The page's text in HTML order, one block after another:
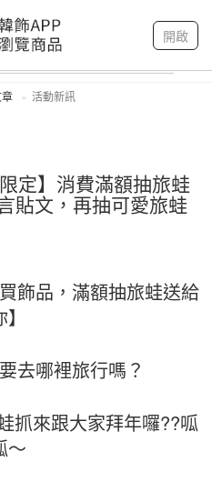
開啟
我的帳戶
活動新訊
定】消費滿額抽旅蛙
貼文，再抽可愛旅蛙
飾品，滿額抽旅蛙送給
去哪裡旅行嗎？
抓來跟大家拜年囉??呱
～